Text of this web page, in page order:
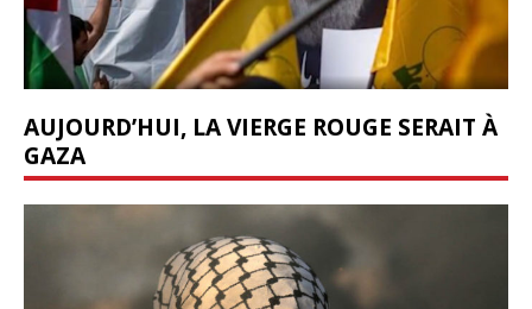
AUJOURD’HUI, LA VIERGE ROUGE SERAIT À
GAZA